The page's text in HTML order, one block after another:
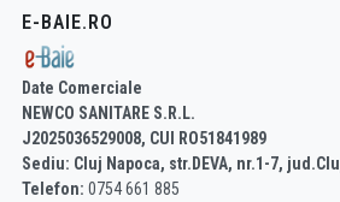
E-BAIE.RO
Date Comerciale
NEWCO SANITARE S.R.L.
J2025036529008, CUI RO51841989
Sediu: Cluj Napoca, str.DEVA, nr.1-7,
Telefon: 0754 661 885